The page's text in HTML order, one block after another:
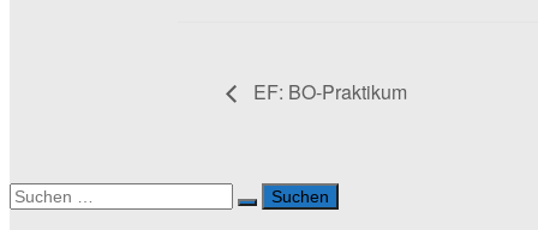
EF: BO-Praktikum
Suchen
nach: